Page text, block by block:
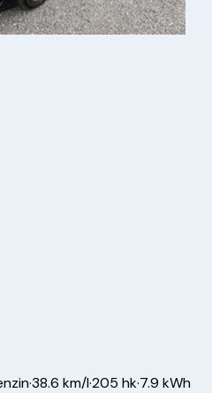
·38.6 km/l·205 hk·7.9 kWh